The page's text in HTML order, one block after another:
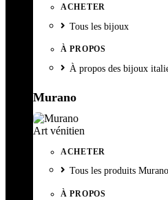
ACHETER
Tous les bijoux
À PROPOS
À propos des bijoux
Murano
Art vénitien
ACHETER
Tous les produits Murano
À PROPOS